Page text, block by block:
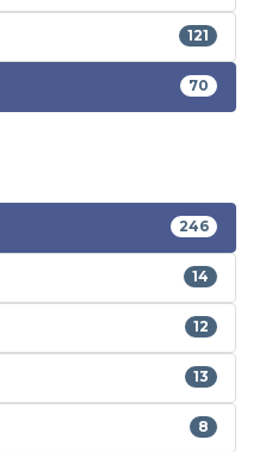
121
70
246
14
12
13
8